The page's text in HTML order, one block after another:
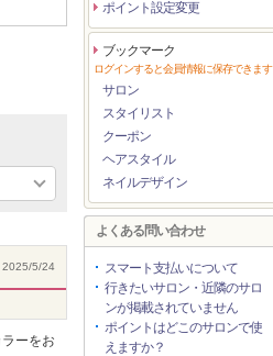
2025/5/24
ーをお
ポイント設定変更
ブックマーク
ログインすると会員情報に保存できます
サロン
スタイリスト
クーポン
ヘアスタイル
ネイルデザイン
よくある問い合わせ
スマート支払いについて
行きたいサロン・近隣のサロ
ンが掲載されていません
ポイントはどこのサロンで使
えますか？